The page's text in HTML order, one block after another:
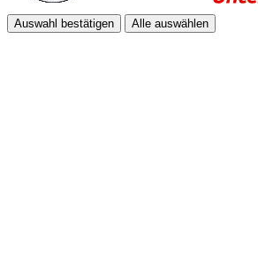
Auswahl bestätigen Alle auswählen